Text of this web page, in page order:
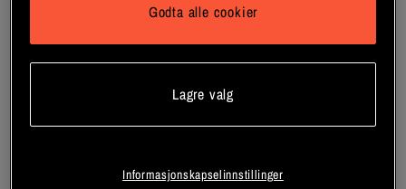
Godta alle cookier
Lagre valg
Informasjonskapselinnstillinger